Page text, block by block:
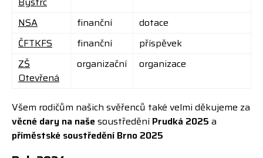
NSA finanční
dotace
ČFTKFS
finanční
příspěvek
ZŠ
Otevřená
organizační organizace
Všem rodičům našich svěřenců také velmi děkujeme za
věcné dary na našesoustředění Prudká 2025 a
příměstské soustředění Brno 2025